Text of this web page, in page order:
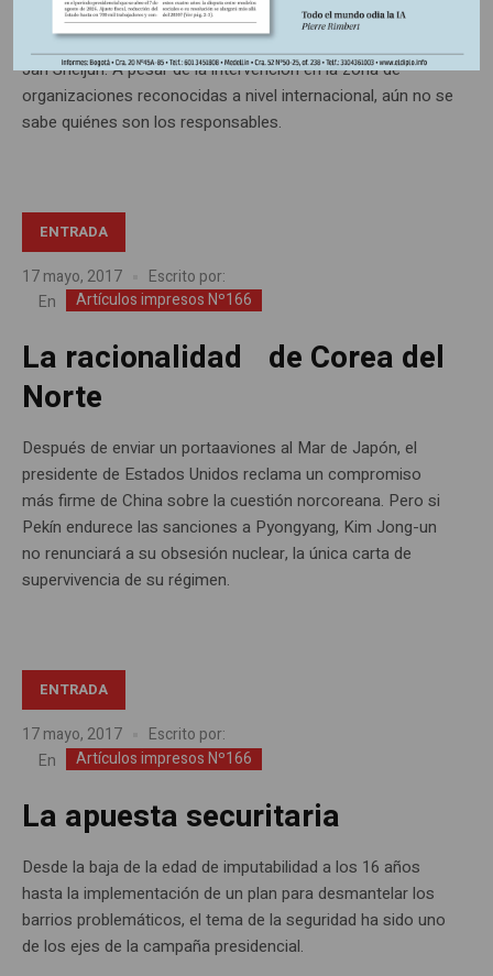
cercano a Damasco, en 2013, Siria vuelve a sufrir otro
incidente con armas químicas, esta vez en la localidad de
Jan Sheijun. A pesar de la intervención en la zona de
organizaciones reconocidas a nivel internacional, aún no se
sabe quiénes son los responsables.
ENTRADA
17 mayo, 2017
Escrito por:
En
Artículos impresos Nº166
La racionalidad de Corea del
Norte
Después de enviar un portaaviones al Mar de Japón, el
presidente de Estados Unidos reclama un compromiso
más firme de China sobre la cuestión norcoreana. Pero si
Pekín endurece las sanciones a Pyongyang, Kim Jong-un
no renunciará a su obsesión nuclear, la única carta de
supervivencia de su régimen.
ENTRADA
17 mayo, 2017
Escrito por:
En
Artículos impresos Nº166
La apuesta securitaria
Desde la baja de la edad de imputabilidad a los 16 años
hasta la implementación de un plan para desmantelar los
barrios problemáticos, el tema de la seguridad ha sido uno
de los ejes de la campaña presidencial.